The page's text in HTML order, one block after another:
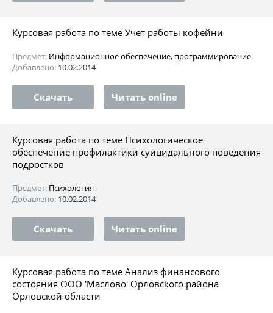
Курсовая работа по теме Учет работы кофейни
Предмет: Информационное обеспечение, программирование
Добавлено: 10.02.2014
Скачать Читать online
Курсовая работа по теме Психологическое
обеспечение профилактики суицидального поведения
подростков
Предмет: Психология
Добавлено: 10.02.2014
Скачать Читать online
Курсовая работа по теме Анализ финансового
состояния ООО 'Маслово' Орловского района
Орловской области